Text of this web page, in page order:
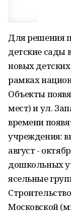
Для решения
детские сады
новых
рамках
Объекты
мест) и ул.
времени
учреждения:
август -
дошкольных
ясельные
Московской